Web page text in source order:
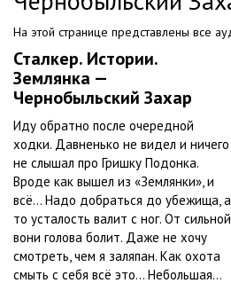
На этой странице представлены все
Сталкер. Истории.
Землянка —
Чернобыльский Захар
Иду обратно после очередной
ходки. Давненько не видел и ничего
не слышал про Гришку Подонка.
Вроде как вышел из «Землянки», и
всё… Надо добраться до убежища, а
то усталость валит с ног. От сильной
вони голова болит. Даже не хочу
смотреть, чем я заляпан. Как охота
смыть с себя всё это… Небольшая...